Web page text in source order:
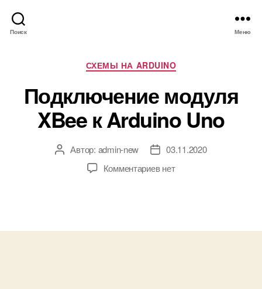
Поиск Меню
Р
у
б
р
и
к
СХЕМЫ НА ARDUINO
Подключение модуля
XBee к Arduino Uno
А Автор: admin-new
Д
т
03.11.2020
Комментариевк
с
нет